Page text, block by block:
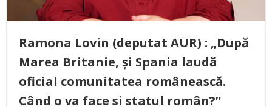
Ramona Lovin (deputat AUR) : „După
Marea Britanie, și Spania laudă
oficial comunitatea românească.
Când o va face si statul român?”